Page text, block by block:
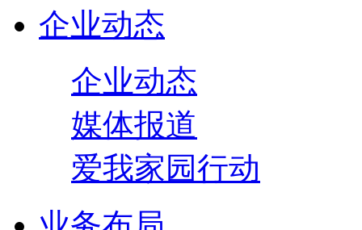
企业动态
企业动态
媒体报道
爱我家园行动